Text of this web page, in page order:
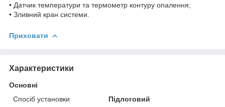
• Датчик температури та термометр контуру опалення;
• Зливний кран системи.
Приховати
Характеристики
Основні
Спосіб установки
Підлоговий